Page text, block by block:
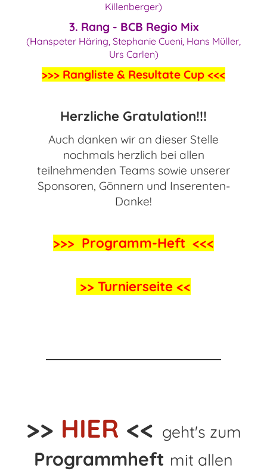
Killenberger)
3. Rang - BCB Regio Mix
(Hanspeter Häring, Stephanie Cueni, Hans Müller,
Urs Carlen)
>>> Rangliste & Resultate Cup <<<
Herzliche Gratulation!!!
Auch danken wir an dieser Stelle
nochmals herzlich bei allen
teilnehmenden Teams sowie unserer
Sponsoren, Gönnern und Inserenten-
Danke!
>>> Programm-Heft <<<
>> Turnierseite <<
>> HIER << geht's zum
Programmheft mit allen